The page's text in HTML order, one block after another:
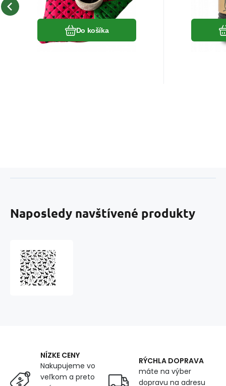
Do košíka
Obľúbený
Porovnať
Naposledy navštívené produkty
NÍZKE CENY
Nakupujeme vo
veľkom a preto
RÝCHLA DOPRAVA
máte na výber
dopravu na adresu